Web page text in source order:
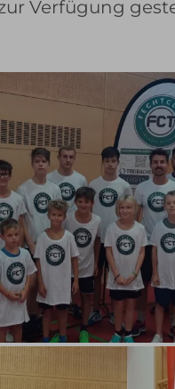
Verfügung